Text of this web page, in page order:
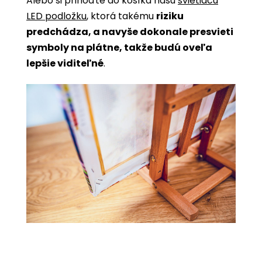
LED podložku, ktorá takému riziku
predchádza, a navyše dokonale presvieti
symboly na plátne, takže budú oveľa
lepšie viditeľné.